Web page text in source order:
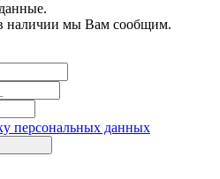
в наличии мы Вам сообщим.
персональных данных